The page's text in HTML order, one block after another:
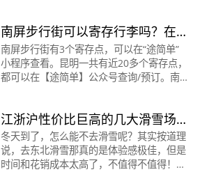
A口约100米，动物园
南屏步行街可以寄存行李吗？在
哪里？南屏步行街寄存怎么收
费？
南屏步行街有3个寄存点，可以在“途简单”
小程序查看。昆明一共有近20多个寄存点，
都可以在【途简单】公众号查询/预订。南
天（“途简单
江浙沪性价比巨高的几大滑雪场
丨不去东北也能身临其境
冬天到了，怎么能不去滑雪呢？其实按道理
说，去东北滑雪那真的是体验感极佳，但是
时间和花销成本太高了，不值得不值得！所